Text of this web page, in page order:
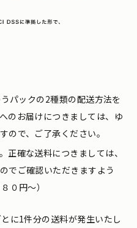
パックの2種類の配送方法を
のお届けにつきましては、ゆ
ので、ご了承ください。
正確な送料につきましては、
でご確認いただきますよう
０円〜）
に1件分の送料が発生いたし